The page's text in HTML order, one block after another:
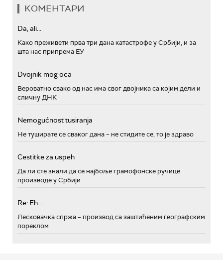
КОМЕНТАРИ
Da, ali...
Како преживети прва три дана катастрофе у Србији, и за
шта нас припрема ЕУ
Dvojnik mog oca
Вероватно свако од нас има свог двојника са којим дели и
сличну ДНК
Nemogućnost tusiranja
Не туширате се сваког дана – не стидите се, то је здраво
Cestitke za uspeh
Да ли сте знали да се најбоље грамофонске ручице
производе у Србији
Re: Eh...
Лесковачка спржа – производ са заштићеним географским
пореклом